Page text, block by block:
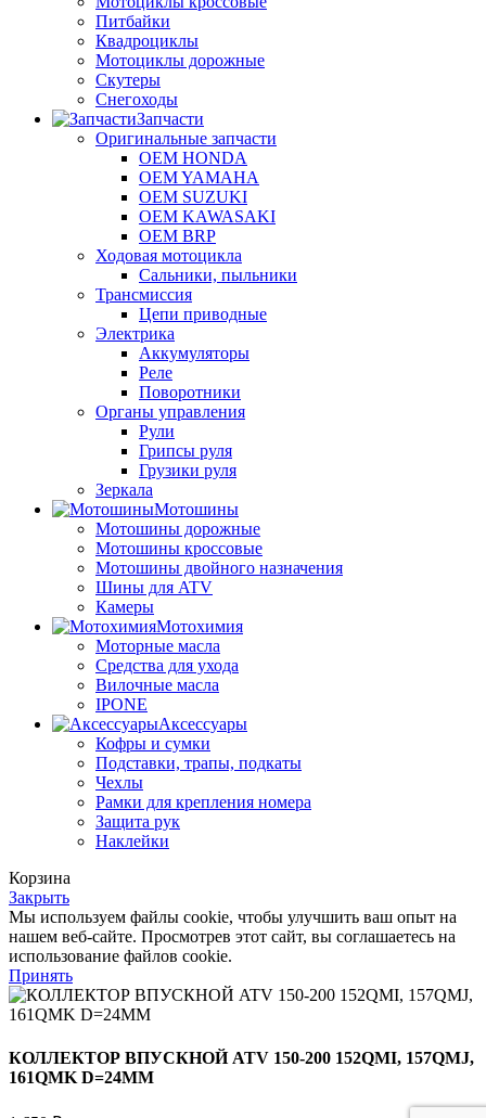
Питбайки
Квадроциклы
Мотоциклы дорожные
Скутеры
Снегоходы
Запчасти
Оригинальные запчасти
OEM HONDA
OEM YAMAHA
OEM SUZUKI
OEM KAWASAKI
OEM BRP
Ходовая мотоцикла
Сальники, пыльники
Трансмиссия
Цепи приводные
Электрика
Аккумуляторы
Реле
Поворотники
Органы управления
Рули
Грипсы руля
Грузики руля
Зеркала
Мотошины
Мотошины дорожные
Мотошины кроссовые
Мотошины двойного назначения
Шины для ATV
Камеры
Мотохимия
Моторные масла
Средства для ухода
Вилочные масла
IPONE
Аксессуары
Кофры и сумки
Подставки, трапы, подкаты
Чехлы
Рамки для крепления номера
Защита рук
Наклейки
Корзина
Закрыть
Мы используем файлы cookie, чтобы улучшить ваш опыт на
нашем веб-сайте. Просмотрев этот сайт, вы соглашаетесь на
использование файлов cookie.
Принять
КОЛЛЕКТОР ВПУСКНОЙ ATV 150-200 152QMI, 157QMJ,
161QMK D=24MM